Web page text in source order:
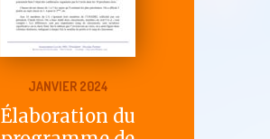
JANVIER 2024
Élaboration du